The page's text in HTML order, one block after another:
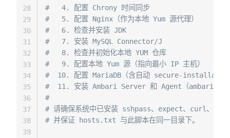
#   4. 配置 Chrony 时间同步
#   5. 配置 Nginx（作为本地 Yum 源代理）
#   6. 检查并安装 JDK
#   7. 安装 MySQL Connector/J
#   8. 检查并初始化本地 YUM 仓库
#   9. 配置本地 Yum 源（指向最小 IP 主机）
#  10. 配置 MariaDB（含自动 secure-installation
#  11. 安装 Ambari Server 和 Agent（ambari-
#
# 请确保系统中已安装 sshpass、expect、curl、yum
# 并保证 hosts.txt 与此脚本在同一目录下。
28
29
30
31
32
33
34
35
36
37
38
39